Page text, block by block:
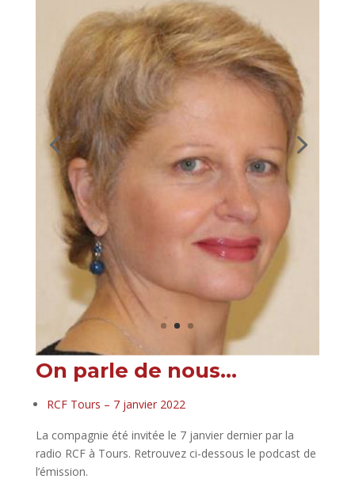
On parle de nous…
RCF Tours – 7 janvier 2022
La compagnie été invitée le 7 janvier dernier par la
radio RCF à Tours. Retrouvez ci-dessous le podcast de
l’émission.